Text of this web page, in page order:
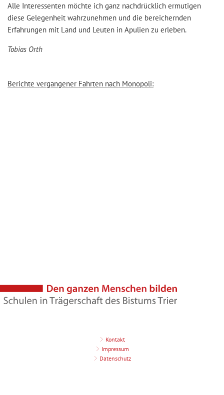
Alle Interessenten möchte ich ganz nachdrücklich ermutigen
diese Gelegenheit wahrzunehmen und die bereichernden
Erfahrungen mit Land und Leuten in Apulien zu erleben.
Tobias Orth
Berichte vergangener Fahrten nach Monopoli:
Kontakt
Impressum
Datenschutz